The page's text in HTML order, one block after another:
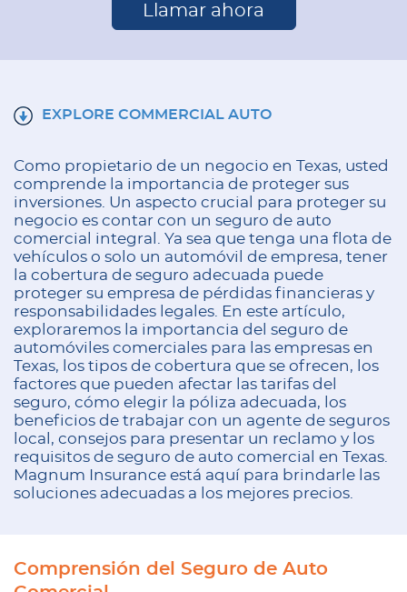
Llamar ahora
EXPLORE COMMERCIAL AUTO
Como propietario de un negocio en Texas, usted
comprende la importancia de proteger sus
inversiones. Un aspecto crucial para proteger su
negocio es contar con un seguro de auto
comercial integral. Ya sea que tenga una flota de
vehículos o solo un automóvil de empresa, tener
la cobertura de seguro adecuada puede
proteger su empresa de pérdidas financieras y
responsabilidades legales. En este artículo,
exploraremos la importancia del seguro de
automóviles comerciales para las empresas en
Texas, los tipos de cobertura que se ofrecen, los
factores que pueden afectar las tarifas del
seguro, cómo elegir la póliza adecuada, los
beneficios de trabajar con un agente de seguros
local, consejos para presentar un reclamo y los
requisitos de seguro de auto comercial en Texas.
Magnum Insurance está aquí para brindarle las
soluciones adecuadas a los mejores precios.
Comprensión del Seguro de Auto